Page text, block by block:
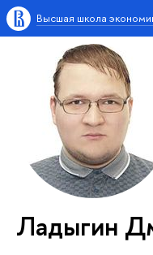
Высшая школа
Ладыгин